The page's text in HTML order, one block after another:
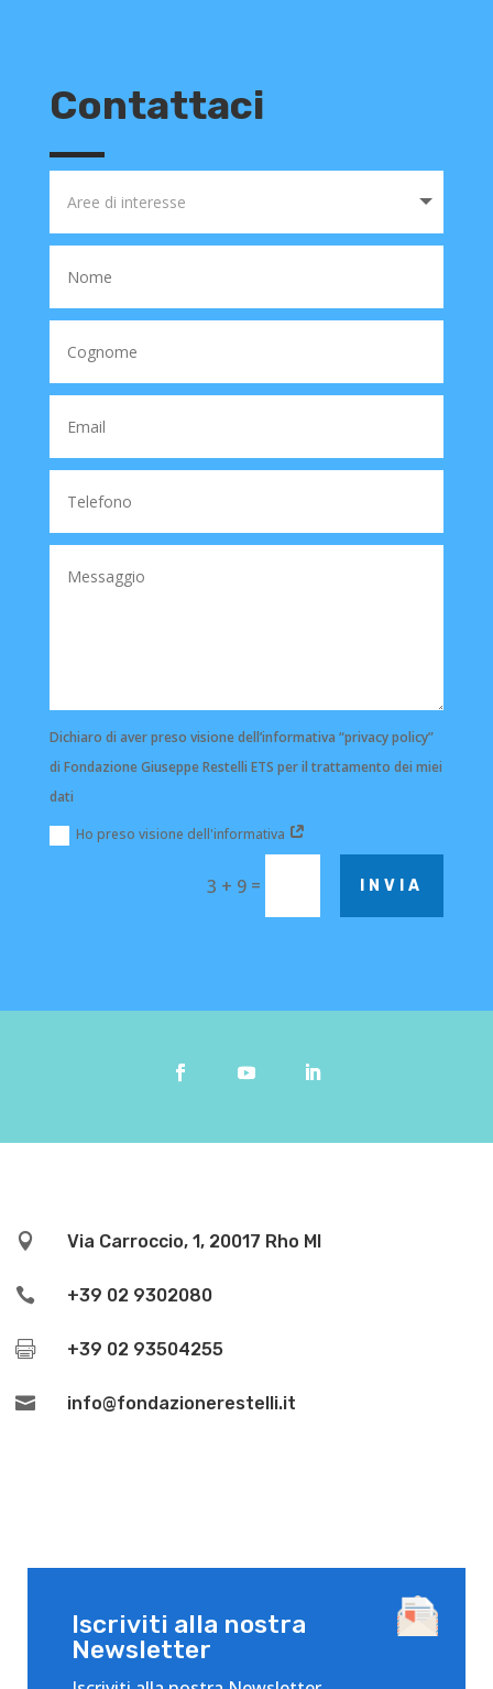
Contattaci
Dichiaro di aver preso visione dell’informativa “privacy policy”
di Fondazione Giuseppe Restelli ETS per il trattamento dei miei
dati
Ho preso visione dell'informativa
3 + 9 = INVIA
 Via Carroccio, 1, 20017 Rho MI
 +39 02 9302080
 +39 02 93504255
 info@fondazionerestelli.it
Iscriviti alla nostra
Newsletter